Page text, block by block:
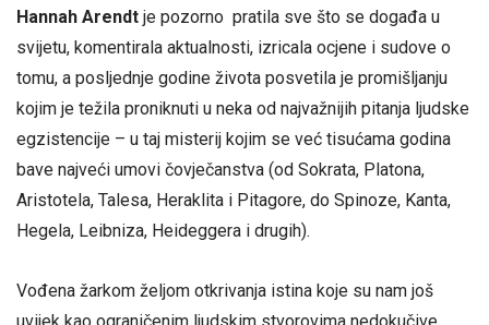
Hannah Arendt je pozorno pratila sve što se događa u
svijetu, komentirala aktualnosti, izricala ocjene i sudove o
tomu, a posljednje godine života posvetila je promišljanju
kojim je težila proniknuti u neka od najvažnijih pitanja ljudske
egzistencije – u taj misterij kojim se već tisućama godina
bave najveći umovi čovječanstva (od Sokrata, Platona,
Aristotela, Talesa, Heraklita i Pitagore, do Spinoze, Kanta,
Hegela, Leibniza, Heideggera i drugih).
Vođena žarkom željom otkrivanja istina koje su nam još